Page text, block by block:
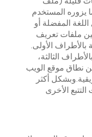
يزوره المستخدم
المفضلة أو
ملفات تعريف
بالأطراف الأولى.
الثالثة،
نطاق موقع الويب
أكثر
الأخرى